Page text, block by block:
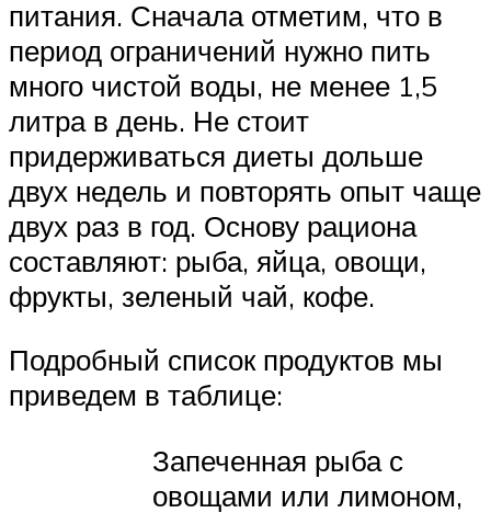
питания. Сначала отметим, что в
период ограничений нужно пить
много чистой воды, не менее 1,5
литра в день. Не стоит
придерживаться диеты дольше
двух недель и повторять опыт чаще
двух раз в год. Основу рациона
составляют: рыба, яйца, овощи,
фрукты, зеленый чай, кофе.
Подробный список продуктов мы
приведем в таблице:
Запеченная рыба с
овощами или лимоном,